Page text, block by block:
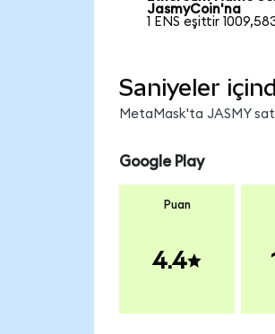
JasmyCoin'na
1 ENS eşittir
Saniyeler
MetaMask'ta JASMY
Google Play
Puan
4.4